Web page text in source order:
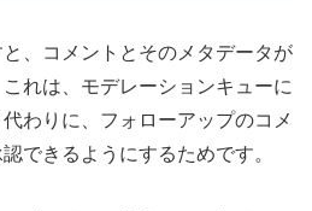
、コメントとそのメタデータが
れは、モデレーションキューに
わりに、フォローアップのコメ
できるようにするためです。